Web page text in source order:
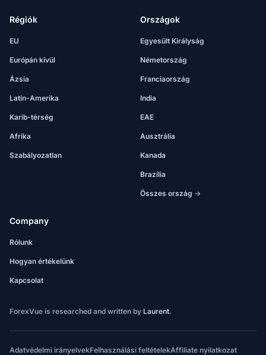
Régiók
EU
Európán kívül
Ázsia
Latin-Amerika
Karib-térség
Afrika
Szabályozatlan
Országok
Egyesült Királyság
Németország
Franciaország
India
EAE
Ausztrália
Kanada
Brazília
Összes ország →
Company
Rólunk
Hogyan értékelünk
Kapcsolat
ForexVue is researched and written by Laurent.
Adatvédelmi irányelvekFelhasználási feltételekAffiliate nyilatkozat